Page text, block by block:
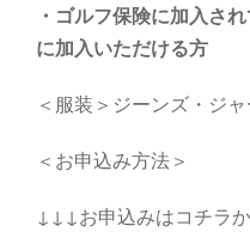
・ ゴルフ保険に加入さ
に加入いただける方
＜服装＞ジーンズ・ジ
＜お申込み方法＞
↓↓↓お申込みはコチラ